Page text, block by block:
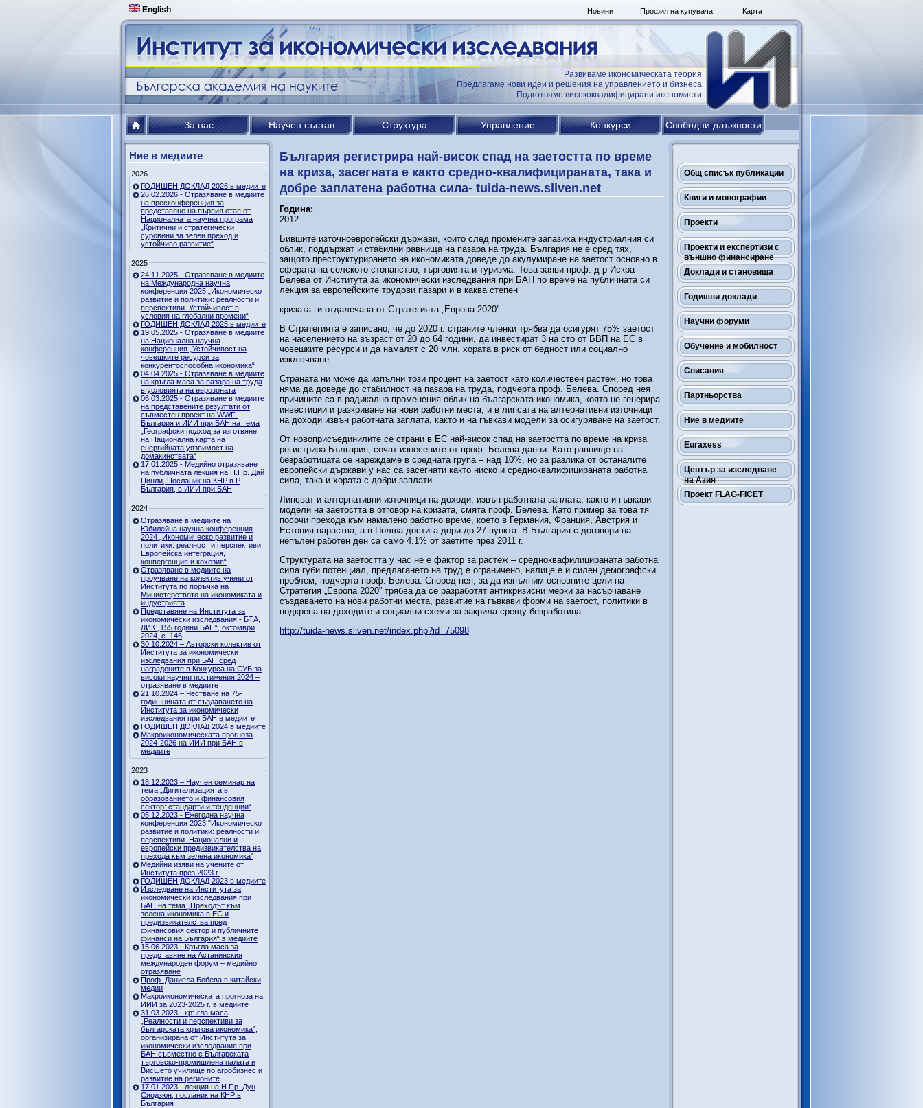
English Карта
Профил на купувача
Новини
Развиваме икономическата теория
Предлагаме нови идеи и решения на управлението и бизнеса
Подготвяме висококвалифицирани икономисти
За нас Научен състав Структура Управление Конкурси Свободни длъжности
Общ списък публикации
Книги и монографии
Проекти
Проекти и експертизи с
външно финансиране
Доклади и становища
Годишни доклади
Научни форуми
Обучение и мобилност
Списания
Партньорства
Ние в медиите
Euraxess
Център за изследване
на Азия
Проект FLAG-FICET
Ние в медиите
2026
ГОДИШЕН ДОКЛАД 2026 в медиите
26.02.2026 - Отразяване в медиите
на пресконференция за
представяне на първия етап от
Националната научна програма
„Критични и стратегически
суровини за зелен преход и
устойчиво развитие“
2025
24.11.2025 - Отразяване в медиите
на Международна научна
конференция 2025 „Икономическо
развитие и политики: реалности и
перспективи. Устойчивост в
условия на глобални промени“
ГОДИШЕН ДОКЛАД 2025 в медиите
19.05.2025 - Отразяване в медиите
на Национална научна
конференция „Устойчивост на
човешките ресурси за
конкурентоспособна икономика“
04.04.2025 - Отразяване в медиите
на кръгла маса за пазара на труда
в условията на еврозоната
06.03.2025 - Отразяване в медиите
на представените резултати от
съвместен проект на WWF-
България и ИИИ при БАН на тема
„Географски подход за изготвяне
на Национална карта на
енергийната уязвимост на
домакинствата“
17.01.2025 - Медийно отразяване
на публичната лекция на Н.Пр. Дай
Цинли, Посланик на КНР в Р
България, в ИИИ при БАН
2024
Отразяване в медиите на
Юбилейна научна конференция
2024 „Икономическо развитие и
политики: реалност и перспективи.
Европейска интеграция,
конвергенция и кохезия“
Отразяване в медиите на
проучване на колектив учени от
Института по поръчка на
Министерството на икономиката и
индустрията
Представяне на Института за
икономически изследвания - БТА,
ЛИК „155 години БАН“, октомври
2024, с. 146
30.10.2024 – Авторски колектив от
Института за икономически
изследвания при БАН сред
наградените в Конкурса на СУБ за
високи научни постижения 2024 –
отразяване в медиите
21.10.2024 – Честване на 75-
годишнината от създаването на
Института за икономически
изследвания при БАН в медиите
ГОДИШЕН ДОКЛАД 2024 в медиите
Макроикономическата прогноза
2024-2026 на ИИИ при БАН в
медиите
2023
18.12.2023 – Научен семинар на
тема „Дигитализацията в
образованието и финансовия
сектор: стандарти и тенденции“
05.12.2023 - Ежегодна научна
конференция 2023 "Икономическо
развитие и политики: реалности и
перспективи. Национални и
европейски предизвикателства на
прехода към зелена икономика"
Медийни изяви на учените от
Института през 2023 г.
ГОДИШЕН ДОКЛАД 2023 в медиите
Изследване на Института за
икономически изследвания при
БАН на тема „Преходът към
зелена икономика в ЕС и
предизвикателства пред
финансовия сектор и публичните
финанси на България“ в медиите
15.06.2023 - Кръгла маса за
представяне на Астанинския
международен форум – медийно
отразяване
Проф. Даниела Бобева в китайски
медии
Макроикономическата прогноза на
ИИИ за 2023-2025 г. в медиите
31.03.2023 - кръгла маса
„Реалности и перспективи за
българската кръгова икономика”,
организирана от Института за
икономически изследвания при
БАН съвместно с Българската
търговско-промишлена палата и
Висшето училище по агробизнес и
развитие на регионите
17.01.2023 - лекция на Н.Пр. Дун
Сяодзюн, посланик на КНР в
България
България регистрира най-висок спад на заетостта по време
на криза, засегната е както средно-квалифицираната, така и
добре заплатена работна сила- tuida-news.sliven.net
Година:
2012
Бившите източноевропейски държави, които след промените запазиха индустриалния си
облик, поддържат и стабилни равнища на пазара на труда. България не е сред тях,
защото преструктурирането на икономиката доведе до акулумиране на заетост основно в
сферата на селското стопанство, търговията и туризма. Това заяви проф. д-р Искра
Белева от Института за икономически изследвания при БАН по време на публичната си
лекция за европейските трудови пазари и в каква степен
кризата ги отдалечава от Стратегията „Европа 2020”.
В Стратегията е записано, че до 2020 г. страните членки трябва да осигурят 75% заетост
на населението на възраст от 20 до 64 години, да инвестират 3 на сто от БВП на ЕС в
човешките ресурси и да намалят с 20 млн. хората в риск от бедност или социално
изключване.
Страната ни може да изпълни този процент на заетост като количествен растеж, но това
няма да доведе до стабилност на пазара на труда, подчерта проф. Белева. Според нея
причините са в радикално променения облик на българската икономика, която не генерира
инвестиции и разкриване на нови работни места, и в липсата на алтернативни източници
на доходи извън работната заплата, както и на гъвкави модели за осигуряване на заетост.
От новоприсъединилите се страни в ЕС най-висок спад на заетостта по време на криза
регистрира България, сочат изнесените от проф. Белева данни. Като равнище на
безработицата се нареждаме в средната група – над 10%, но за разлика от останалите
европейски държави у нас са засегнати както ниско и средноквалифицираната работна
сила, така и хората с добри заплати.
Липсват и алтернативни източници на доходи, извън работната заплата, както и гъвкави
модели на заетостта в отговор на кризата, смята проф. Белева. Като пример за това тя
посочи прехода към намалено работно време, което в Германия, Франция, Австрия и
Естония нараства, а в Полша достига дори до 27 пункта. В България с договори на
непълен работен ден са само 4.1% от заетите през 2011 г.
Структурата на заетостта у нас не е фактор за растеж – средноквафилицираната работна
сила губи потенциал, предлагането на труд е ограничено, налице е и силен демографски
проблем, подчерта проф. Белева. Според нея, за да изпълним основните цели на
Стратегия „Европа 2020” трябва да се разработят антикризисни мерки за насърчаване
създаването на нови работни места, развитие на гъвкави форми на заетост, политики в
подкрепа на доходите и социални схеми за закрила срещу безработица.
http://tuida-news.sliven.net/index.php?id=75098